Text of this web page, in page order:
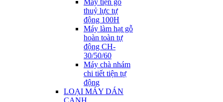
Máy tiện gỗ
thuỷ lực tự
động 100H
Máy làm hạt gỗ
hoàn toàn tự
động CH-
30/50/60
Máy chà nhám
chi tiết tiện tự
động
LOẠI MÁY DÁN
CẠNH